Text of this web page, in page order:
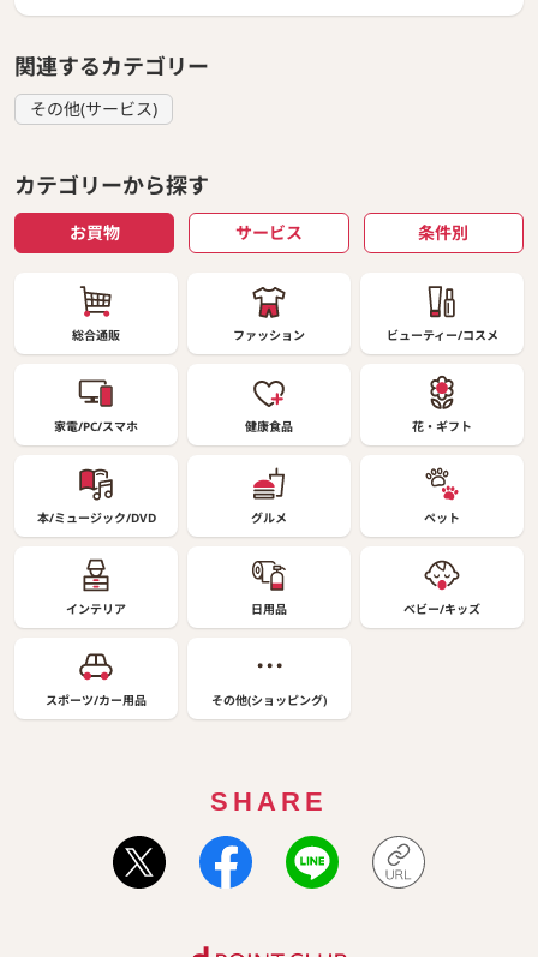
関連するカテゴリー
その他(サービス)
カテゴリーから探す
お買物 サービス 条件別
総合通販 ファッション ビューティー/コスメ
家電/PC/スマホ 健康食品 花・ギフト
本/ミュージック/DVD グルメ ペット
インテリア 日用品 ベビー/キッズ
スポーツ/カー用品 その他(ショッピング)
SHARE